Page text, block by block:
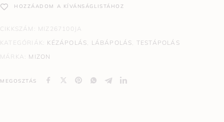
HOZZÁADOM A KÍVÁNSÁGLISTÁHOZ
CIKKSZÁM: MIZ267100JA
KATEGÓRIÁK: KÉZÁPOLÁS, LÁBÁPOLÁS, TESTÁPOLÁS
MÁRKA: MIZON
MEGOSZTÁS